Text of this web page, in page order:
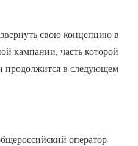
свою концепцию в
кампании, часть которой
продолжится в следующем
оператор